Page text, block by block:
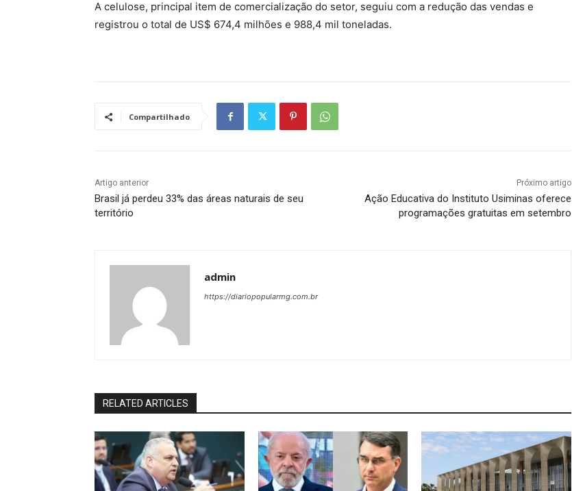
A celulose, principal item de comercialização do setor, seguiu com a redução das vendas e
registrou o total de US$ 674,4 milhões e 988,4 mil toneladas.
Compartilhado
Artigo anterior
Brasil já perdeu 33% das áreas naturais de seu
território
Próximo artigo
Ação Educativa do Instituto Usiminas oferece
programações gratuitas em setembro
admin
https://diariopopularmg.com.br
RELATED ARTICLES